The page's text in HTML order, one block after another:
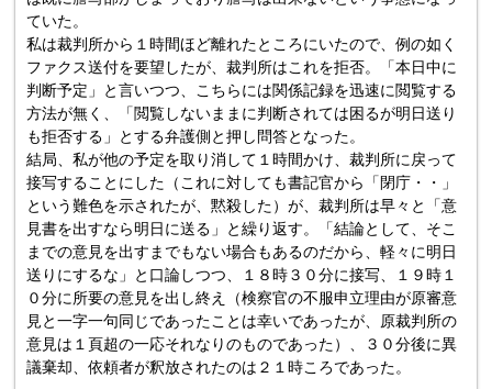
ていた。
私は裁判所から１時間ほど離れたところにいたので、例の如く
ファクス送付を要望したが、裁判所はこれを拒否。「本日中に
判断予定」と言いつつ、こちらには関係記録を迅速に閲覧する
方法が無く、「閲覧しないままに判断されては困るが明日送り
も拒否する」とする弁護側と押し問答となった。
結局、私が他の予定を取り消して１時間かけ、裁判所に戻って
接写することにした（これに対しても書記官から「閉庁・・」
という難色を示されたが、黙殺した）が、裁判所は早々と「意
見書を出すなら明日に送る」と繰り返す。「結論として、そこ
までの意見を出すまでもない場合もあるのだから、軽々に明日
送りにするな」と口論しつつ、１８時３０分に接写、１９時１
０分に所要の意見を出し終え（検察官の不服申立理由が原審意
見と一字一句同じであったことは幸いであったが、原裁判所の
意見は１頁超の一応それなりのものであった）、３０分後に異
議棄却、依頼者が釈放されたのは２１時ころであった。